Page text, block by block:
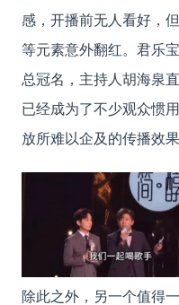
感，开播前无人看好，
等元素意外翻红。君乐
总冠名，主持人胡海泉
已经成为了不少观众惯
放所难以企及的传播效果
除此之外，另一个值得